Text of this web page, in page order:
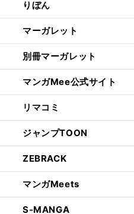
りぼん
マーガレット
別冊マーガレット
マンガMee公式サイト
リマコミ
ジャンプTOON
ZEBRACK
マンガMeets
S-MANGA